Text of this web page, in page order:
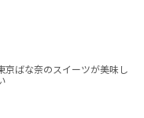
京ばな奈のスイーツが美味し